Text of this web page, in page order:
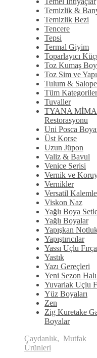
Temizlik &
Temizlik Bezi
Tencere
Tepsi
Termal Giyim
Toparlayıcı
Toz Kumaş
Toz Sim ve
Tulum &
Tüm Kategoriler
Tuvaller
TYANA
Restorasyonu
Uni Posca
Üst Korse
Uzun Jüpon
Valiz & Bavul
Venice Serisi
Vernik ve
Vernikler
Versatil
Viskon Naz
Yağlı Boya
Yağlı Boyalar
Yapışkan
Yapıştırıcılar
Yassı Uçlu
Yastık
Yazı Gereçleri
Yeni Sezon
Yuvarlak Uçlu
Yüz Boyaları
Zen
​Zig Kuretake
Boyalar
Çaydanlık, Mutfak
Ürünleri